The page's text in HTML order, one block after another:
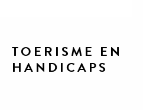
TOERISME EN
HANDICAPS